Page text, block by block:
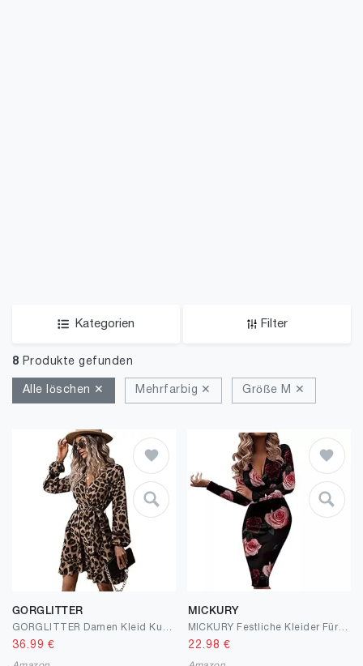
Kategorien Filter
8 Produkte gefunden
Alle löschen ✕ Mehrfarbig ✕ Größe M ✕
GORGLITTER
36.99 €
MICKURY
MICKURY Festliche Kleider Für Hochzeit, Damenmode Temperament V-Ausschnitt Plissee Pailletten Hüfttasche Langarm Langes Longuette Kleider
22.98 €